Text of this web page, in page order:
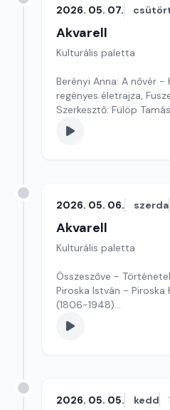
2026. 05. 07.
Akvarell
Kulturális paletta
Berényi Anna: A nővér -
regényes életrajza,
Szerkesztő: Fülöp Tamás
2026. 05. 06. szerda
Akvarell
Kulturális paletta
Összeszőve -
Piroska István - Piroska
(1806-1948)
Szerkesztő: Fazekas
2026. 05. 05. kedd